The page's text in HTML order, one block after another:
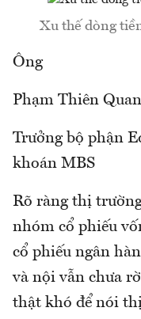
Xu thế dòng
Ông
Phạm Thiên
Trưởng bộ phận
khoán MBS
Rõ ràng thị
nhóm cổ phiếu
cổ phiếu ngân
và nội vẫn chưa
thật khó để nói